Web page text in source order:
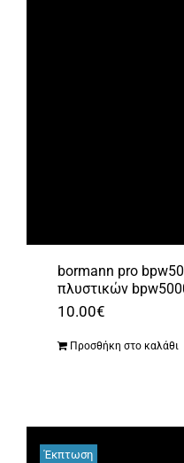
bormann pro
πλυστικών
10.00€
Προσθήκη στο καλάθι
Έκπτωση